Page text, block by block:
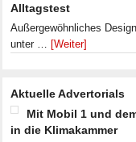
Alltagstest
Außergewöhnliches
unter … [Weiter]
Aktuelle Advertorials
Mit Mobil 1 und
in die Klimakammer